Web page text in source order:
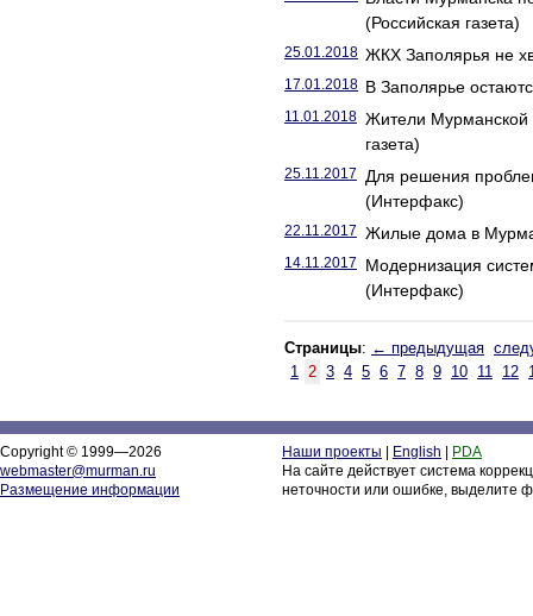
(Российская газета)
25.01.2018 ЖКХ Заполярья не
17.01.2018 В Заполярье
11.01.2018 Жители Мурманской
газета)
25.11.2017
Для решения
(Интерфакс)
22.11.2017 Жилые дома в
14.11.2017
Модернизация
(Интерфакс)
Страницы: ← предыдущая
1 2 3 4 5 6 7 8 9 10 11 12
Copyright © 1999—2026
webmaster@murman.ru
Размещение информации
Наши проекты English
PDA
На сайте действует система
неточности или ошибке, выделите